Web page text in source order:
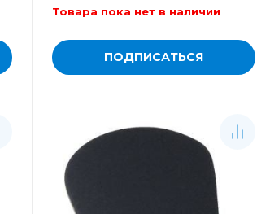
Товара пока нет в наличии
ПОДПИСАТЬСЯ